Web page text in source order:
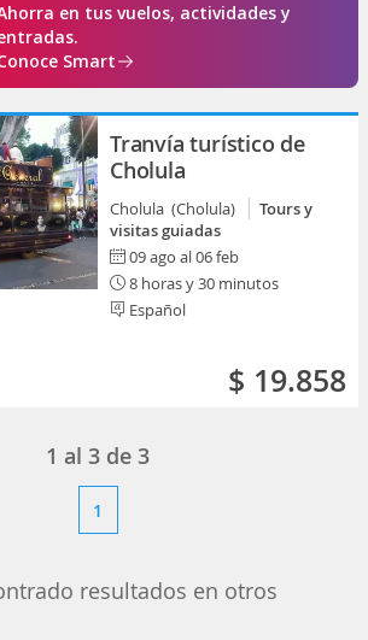
en tus vuelos, actividades y
Smart
Tranvía turístico de
Cholula
Cholula (Cholula)
Tours y
visitas guiadas
09 ago al 06 feb
8 horas y 30 minutos
Español
$ 19.858
1 al 3 de 3
1
resultados en otros